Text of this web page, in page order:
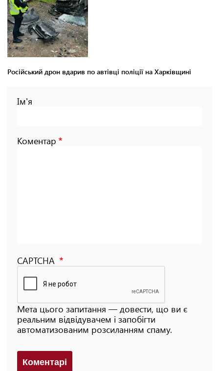
Російський дрон вдарив по автівці поліції на Харківщині
Ім'я
Коментар
CAPTCHA
Мета цього запитання — довести, що ви є
реальним відвідувачем і запобігти
автоматизованим розсиланням спаму.
Коментарi